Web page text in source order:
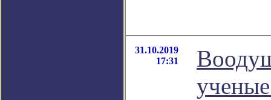
31.10.2019
17:31
ученые